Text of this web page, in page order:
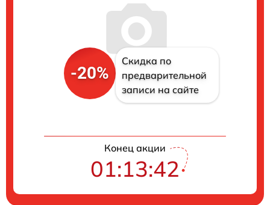
-20%
Скидка по
предварительной
записи на сайте
Конец акции
01:13:41